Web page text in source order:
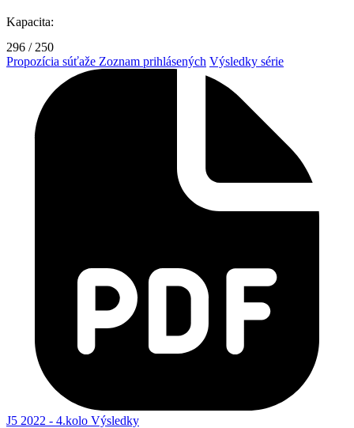
Kapacita:
296 / 250
Propozícia súťaže Zoznam prihlásených Výsledky série
J5 2022 - 4.kolo Výsledky